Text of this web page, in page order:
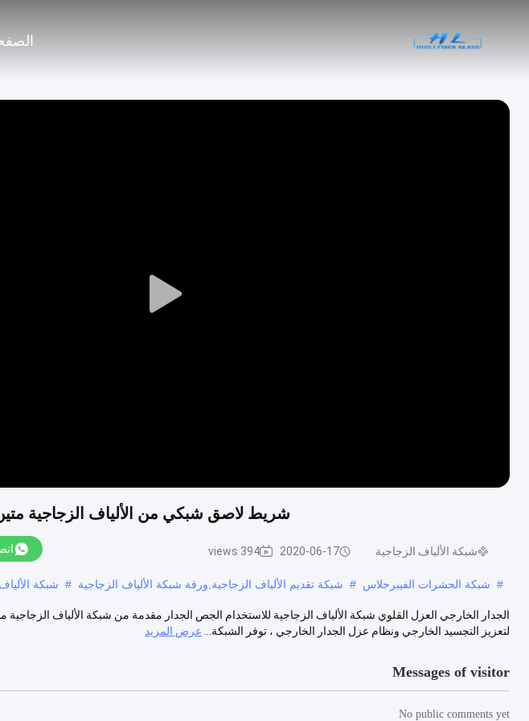
Play
شريط لاصق شبكي من الألياف الزجاجية متين
شبكة الألياف الزجاجية 2020-06-17
394 views
# شبكة الحشرات الفيبرجلاس # شبكة تقديم الألياف الزجاجية,ورقة شبكة الألياف الزجاجية # شبكة
الجدار الخارجي العزل القلوي شبكة الألياف الزجاجية للاستخدام الجص الجدار مقدمة من شبكة الألياف الزجاجية
لتعزيز التجسيد الخارجي ونظام عزل الجدار الخارجي ، توفر الشبكة...
عرض المزيد
Messages of visitor
No public comments yet